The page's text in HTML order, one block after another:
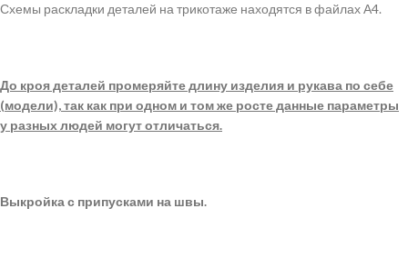
Схемы раскладки деталей на трикотаже находятся в файлах А4.
До кроя деталей промеряйте длину изделия и рукава по себе
(модели), так как при одном и том же росте данные параметры
у разных людей могут отличаться.
Выкройка с припусками на швы.